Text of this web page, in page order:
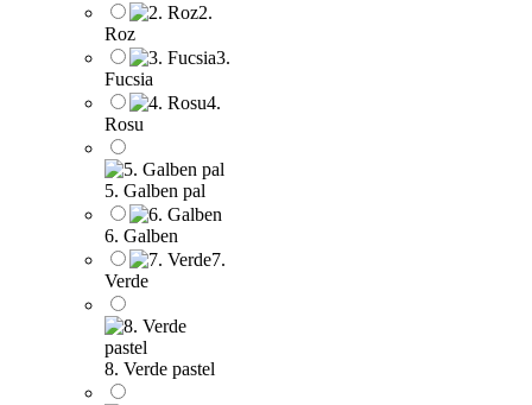
2.
Roz
3.
Fucsia
4.
Rosu
5. Galben pal
6. Galben
7.
Verde
8. Verde pastel